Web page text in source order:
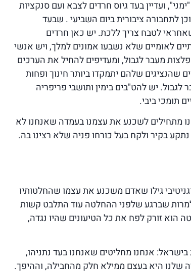
ועדיין בעד גיוס חרדים לצבא ועם סנקציות
לתחבורה ציבורית ביום השביעי . שבעד
לטבח צריך ללכת. יש כאן חרדים
לאומיים שלא נשבעו אמונים למלך, ויש אנשי
מעבר לגבול, ומעדיפים להחיל את הערכים
שהנציגים שלהם יתמקדו ביותר חינוך ופחות
יש להט"בים בימין ותושבי פריפריה
תומכי ביבי.
מתחילים לשכנע את עצמנו בעמדה שאנחנו לא
בקיר ולקח בעל כורחו פניה שלא רצינו בה.
גילו שאדם משכנע את עצמו שהחלטותיו
למרות שברגע שלפני ההחלטה עוד התלבט קשות
הוא זורק לפח את כל הטיעונים שהיו נגדה,
אנחנו מחליטים שאנחנו בעד נתניהו,
שלנו היא בעצם ממילא חלק מהחבילה, וההיפך.